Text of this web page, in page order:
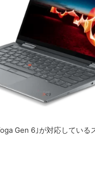
Gen 6｣が対応している